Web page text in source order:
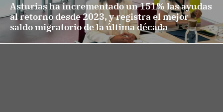
Asturias ha incrementado un 151% las ayudas
al retorno desde 2023, y registra el mejor
saldo migratorio de la última década